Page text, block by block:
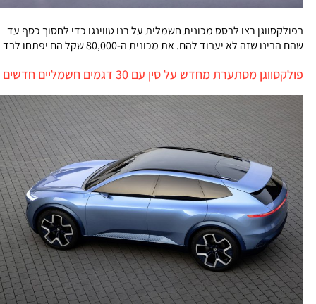
בפולקסווגן רצו לבסס מכונית חשמלית על רנו טווינגו כדי לחסוך כסף עד
שהם הבינו שזה לא יעבוד להם. את מכונית ה-80,000 שקל הם יפתחו לבד
פולקסווגן מסתערת מחדש על סין עם 30 דגמים חשמליים חדשים